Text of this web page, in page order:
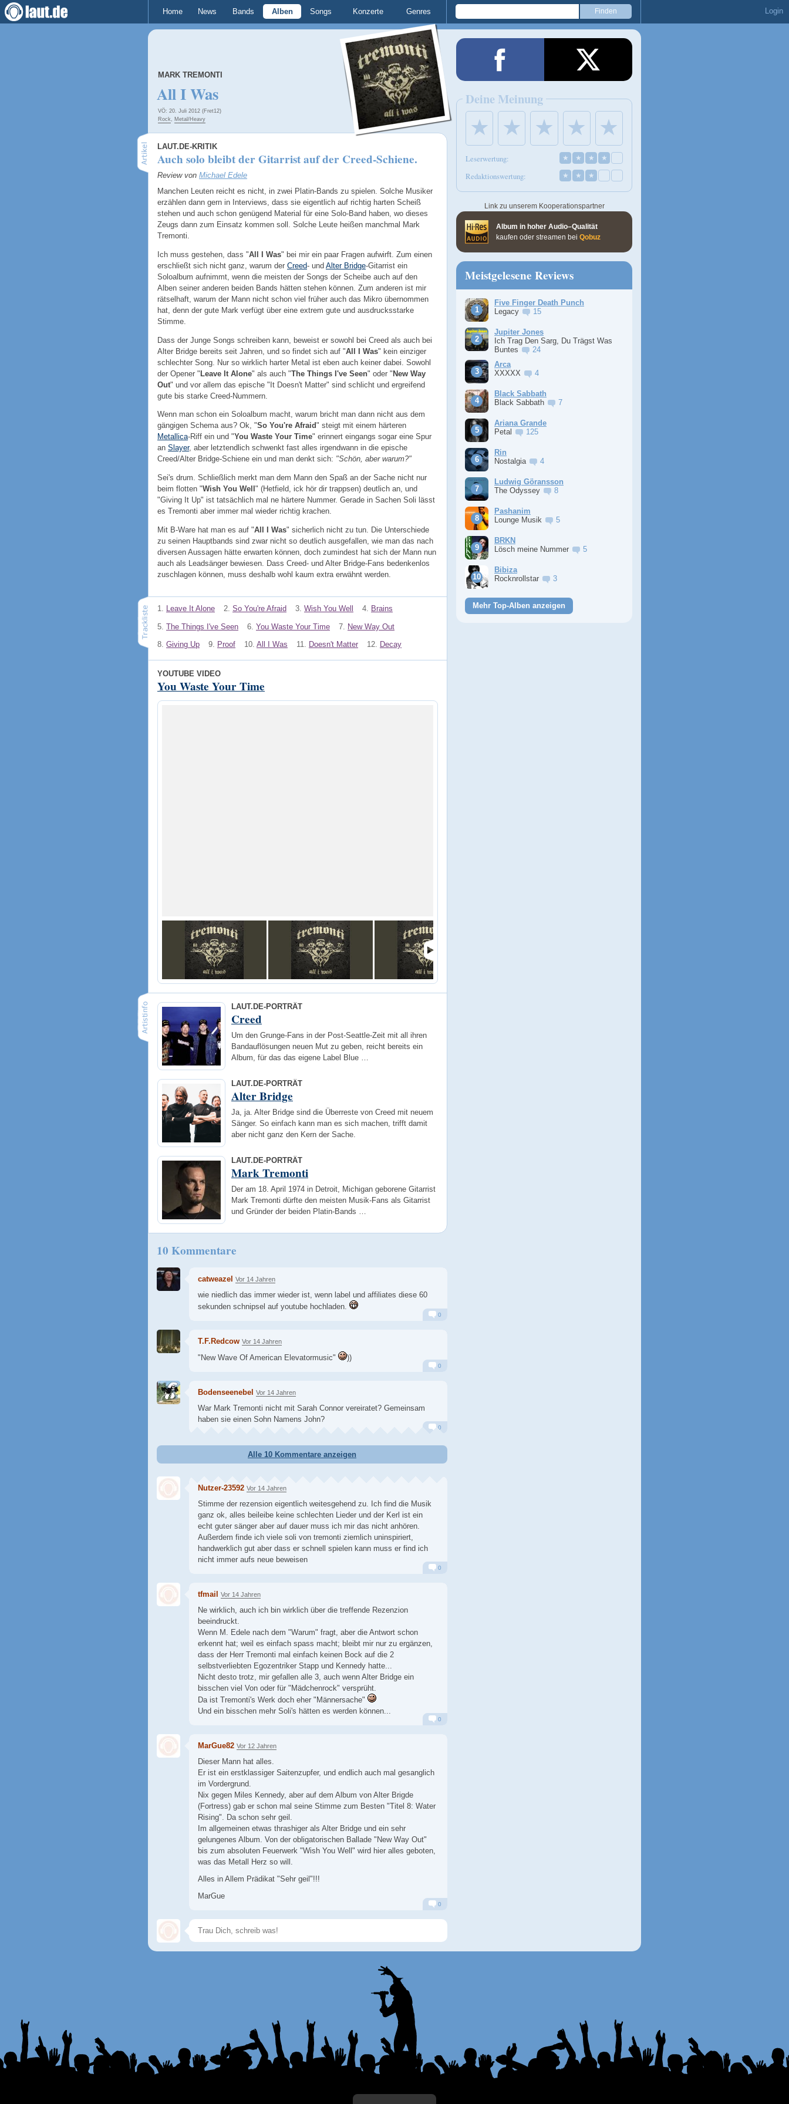
Home News Bands Alben Songs Konzerte Genres Login
MARK TREMONTI
All I Was
VÖ: 20. Juli 2012 (Fret12)
Rock, Metal/Heavy
LAUT.DE-KRITIK
Auch solo bleibt der Gitarrist auf der Creed-Schiene.
Review von Michael Edele
Manchen Leuten reicht es nicht, in zwei Platin-Bands zu spielen. Solche Musiker
erzählen dann gern in Interviews, dass sie eigentlich auf richtig harten Scheiß
stehen und auch schon genügend Material für eine Solo-Band haben, wo dieses
Zeugs dann zum Einsatz kommen soll. Solche Leute heißen manchmal Mark
Tremonti.
Ich muss gestehen, dass "All I Was" bei mir ein paar Fragen aufwirft. Zum einen
erschließt sich nicht ganz, warum der Creed- und Alter Bridge-Gitarrist ein
Soloalbum aufnimmt, wenn die meisten der Songs der Scheibe auch auf den
Alben seiner anderen beiden Bands hätten stehen können. Zum anderen ist mir
rätselhaft, warum der Mann nicht schon viel früher auch das Mikro übernommen
hat, denn der gute Mark verfügt über eine extrem gute und ausdrucksstarke
Stimme.
Dass der Junge Songs schreiben kann, beweist er sowohl bei Creed als auch bei
Alter Bridge bereits seit Jahren, und so findet sich auf "All I Was" kein einziger
schlechter Song. Nur so wirklich harter Metal ist eben auch keiner dabei. Sowohl
der Opener "Leave It Alone" als auch "The Things I've Seen" oder "New Way
Out" und vor allem das epische "It Doesn't Matter" sind schlicht und ergreifend
gute bis starke Creed-Nummern.
Wenn man schon ein Soloalbum macht, warum bricht man dann nicht aus dem
gängigen Schema aus? Ok, "So You're Afraid" steigt mit einem härteren
Metallica-Riff ein und "You Waste Your Time" erinnert eingangs sogar eine Spur
an Slayer, aber letztendlich schwenkt fast alles irgendwann in die epische
Creed/Alter Bridge-Schiene ein und man denkt sich: "Schön, aber warum?"
Sei's drum. Schließlich merkt man dem Mann den Spaß an der Sache nicht nur
beim flotten "Wish You Well " (Hetfield, ick hör dir trappsen) deutlich an, und
"Giving It Up" ist tatsächlich mal ne härtere Nummer. Gerade in Sachen Soli lässt
es Tremonti aber immer mal wieder richtig krachen.
Mit B-Ware hat man es auf "All I Was" sicherlich nicht zu tun. Die Unterschiede
zu seinen Hauptbands sind zwar nicht so deutlich ausgefallen, wie man das nach
diversen Aussagen hätte erwarten können, doch zumindest hat sich der Mann nun
auch als Leadsänger bewiesen. Dass Creed- und Alter Bridge-Fans bedenkenlos
zuschlagen können, muss deshalb wohl kaum extra erwähnt werden.
1. Leave It Alone 2. So You're Afraid 3. Wish You Well 4. Brains
5. The Things I've Seen 6. You Waste Your Time 7. New Way Out
8. Giving Up 9. Proof 10. All I Was 11. Doesn't Matter 12. Decay
YOUTUBE VIDEO
You Waste Your Time
LAUT.DE-PORTRÄT
Creed
Um den Grunge-Fans in der Post-Seattle-Zeit mit all ihren
Bandauflösungen neuen Mut zu geben, reicht bereits ein
Album, für das das eigene Label Blue …
LAUT.DE-PORTRÄT
Alter Bridge
Ja, ja. Alter Bridge sind die Überreste von Creed mit neuem
Sänger. So einfach kann man es sich machen, trifft damit
aber nicht ganz den Kern der Sache.
LAUT.DE-PORTRÄT
Mark Tremonti
Der am 18. April 1974 in Detroit, Michigan geborene Gitarrist
Mark Tremonti dürfte den meisten Musik-Fans als Gitarrist
und Gründer der beiden Platin-Bands …
10 Kommentare
catweazel Vor 14 Jahren
wie niedlich das immer wieder ist, wenn label und affiliates diese 60
sekunden schnipsel auf youtube hochladen.
0
T.F.Redcow Vor 14 Jahren
"New Wave Of American Elevatormusic" ))
0
Bodenseenebel Vor 14 Jahren
War Mark Tremonti nicht mit Sarah Connor vereiratet? Gemeinsam
haben sie einen Sohn Namens John?
0
Alle 10 Kommentare anzeigen
Nutzer-23592 Vor 14 Jahren
Stimme der rezension eigentlich weitesgehend zu. Ich find die Musik
ganz ok, alles beileibe keine schlechten Lieder und der Kerl ist ein
echt guter sänger aber auf dauer muss ich mir das nicht anhören.
Außerdem finde ich viele soli von tremonti ziemlich uninspiriert,
handwerklich gut aber dass er schnell spielen kann muss er find ich
nicht immer aufs neue beweisen
0
tfmail Vor 14 Jahren
Ne wirklich, auch ich bin wirklich über die treffende Rezenzion
beeindruckt.
Wenn M. Edele nach dem "Warum" fragt, aber die Antwort schon
erkennt hat; weil es einfach spass macht; bleibt mir nur zu ergänzen,
dass der Herr Tremonti mal einfach keinen Bock auf die 2
selbstverliebten Egozentriker Stapp und Kennedy hatte...
Nicht desto trotz, mir gefallen alle 3, auch wenn Alter Bridge ein
bisschen viel Von oder für "Mädchenrock" versprüht.
Da ist Tremonti's Werk doch eher "Männersache"
Und ein bisschen mehr Soli's hätten es werden können...
0
MarGue82 Vor 12 Jahren
Dieser Mann hat alles.
Er ist ein erstklassiger Saitenzupfer, und endlich auch mal gesanglich
im Vordergrund.
Nix gegen Miles Kennedy, aber auf dem Album von Alter Brigde
(Fortress) gab er schon mal seine Stimme zum Besten "Titel 8: Water
Rising". Da schon sehr geil.
Im allgemeinen etwas thrashiger als Alter Bridge und ein sehr
gelungenes Album. Von der obligatorischen Ballade "New Way Out"
bis zum absoluten Feuerwerk "Wish You Well" wird hier alles geboten,
was das Metall Herz so will.
Alles in Allem Prädikat "Sehr geil"!!!
MarGue
Alarm Antworten
0
Speichern
Deine Meinung
★ ★ ★ ★ ★
Leserwertung: ★ ★ ★ ★
Redaktionswertung: ★ ★ ★
Link zu unserem Kooperationspartner
Album in hoher Audio–Qualität
kaufen oder streamen bei Qobuz
Meistgelesene Reviews
Five Finger Death Punch
Legacy
15
Jupiter Jones
Ich Trag Den Sarg, Du Trägst Was
Buntes
24
Arca
XXXXX
4
Black Sabbath
Black Sabbath
7
Ariana Grande
Petal
125
Rin
Nostalgia
4
Ludwig Göransson
The Odyssey
8
Pashanim
Lounge Musik
5
BRKN
Lösch meine Nummer
5
Bibiza
Rocknrollstar
3
Mehr Top-Alben anzeigen